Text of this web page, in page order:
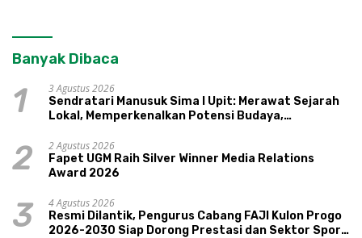
Banyak Dibaca
1
3 Agustus 2026
Sendratari Manusuk Sima I Upit: Merawat Sejarah
Lokal, Memperkenalkan Potensi Budaya,
2
2 Agustus 2026
Fapet UGM Raih Silver Winner Media Relations
Award 2026
3
4 Agustus 2026
Resmi Dilantik, Pengurus Cabang FAJI Kulon Progo
2026-2030 Siap Dorong Prestasi dan Sektor Sport